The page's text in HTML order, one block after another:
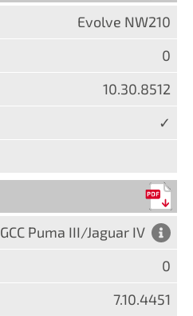
Evolve NW210
0
10.30.8512
✓
GCC Puma III/Jaguar IV
0
7.10.4451